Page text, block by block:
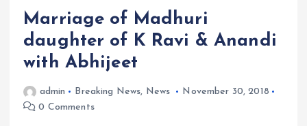
Marriage of Madhuri
daughter of K Ravi & Anandi
with Abhijeet
admin Breaking News, News
November 30, 2018
0 Comments